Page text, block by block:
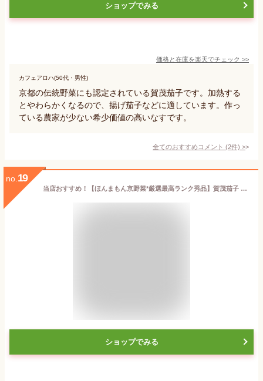
ショップでみる
価格と在庫を楽天でチェック >>
カフェアロハ(50代・男性)
京都の伝統野菜にも認定されている賀茂茄子です。加熱する
とやわらかくなるので、揚げ茄子などに適しています。作っ
ている農家が少ない希少価値の高いなすです。
全てのおすすめコメント (2件) >
no. 19
当店おすすめ！【ほんまもん京野菜*厳選最高ランク秀品】賀茂茄子 かもなす*京都府産*L〜2Lサイズ*約1kg(3〜4玉/1個あたり約250〜300g）※購入数1キロ以上は送料サイズ変更※京野菜ギフトにもおすすめ！*京都お取り寄せ*旬の食材*御中元*お中元*贈答*進物*本場賀茂茄子
ショップでみる